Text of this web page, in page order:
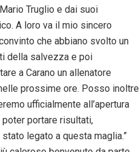
Truglio e dai suoi
A loro va il mio sincero
che abbiano svolto un
della salvezza e poi
a Carano un allenatore
prossime ore. Posso inoltre
ufficialmente all’apertura
portare risultati,
legato a questa maglia.”